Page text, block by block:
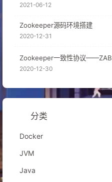
2021-06-12
Zookeeper源码环境搭建
2020-12-31
Zookeeper一致性协议——ZAB
2020-12-30
分类
Docker
JVM
Java